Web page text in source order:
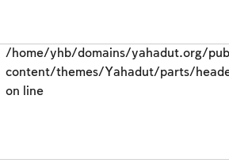
/home/yhb/domains/yahadut.org/
content/themes/Yahadut/parts/
on line